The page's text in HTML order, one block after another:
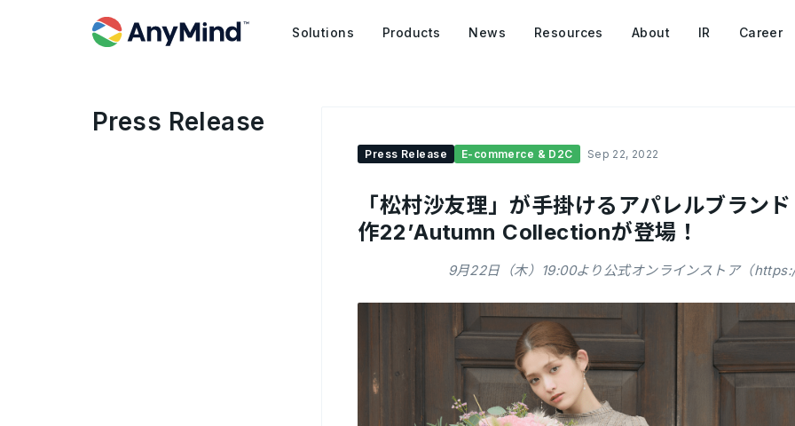
Solutions Products News Resources About IR Career
Press Release
Press Release E-commerce & D2C Sep 22, 2022
「松村沙友理」が手掛けるアパレルブラン
作22’Autumn Collectionが登場！
9月22日（木）19:00より公式オンラインストア（